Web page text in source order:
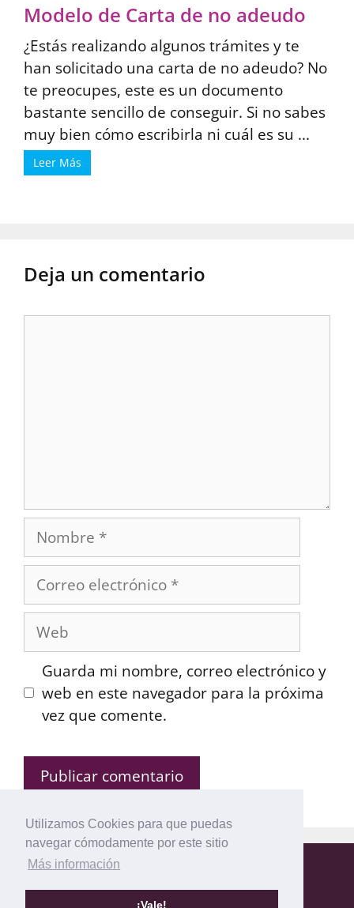
Utilizamos Cookies para que puedas
navegar cómodamente por este sitio
Más información
¡Vale!
Modelo de Carta de no adeudo
¿Estás realizando algunos trámites y te
han solicitado una carta de no adeudo? No
te preocupes, este es un documento
bastante sencillo de conseguir. Si no sabes
muy bien cómo escribirla ni cuál es su ...
Leer Más
Deja un comentario
Nombre
Correo
electrónico
Web
Guarda mi nombre, correo electrónico y
web en este navegador para la próxima
vez que comente.
Mapa del Sitio